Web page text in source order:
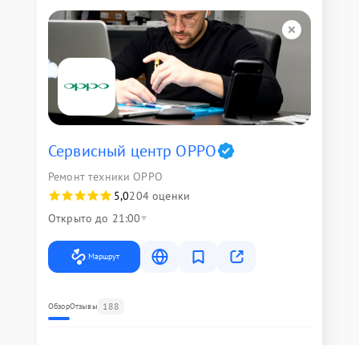
Сервисный центр OPPO
Ремонт техники OPPO
5,0204 оценки
Открыто до 21:00
Маршрут
ОбзорОтзывы 188